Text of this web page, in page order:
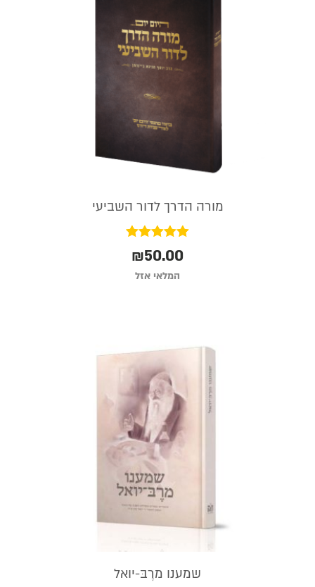
מורה הדרך לדור השביעי
דורג
5.00
מתוך 5
₪50.00
המלאי אזל
שמענו מרֶבּ-יואל